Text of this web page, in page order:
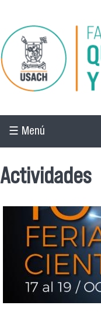
Pasar al contenido
☰ Menú
Actividades